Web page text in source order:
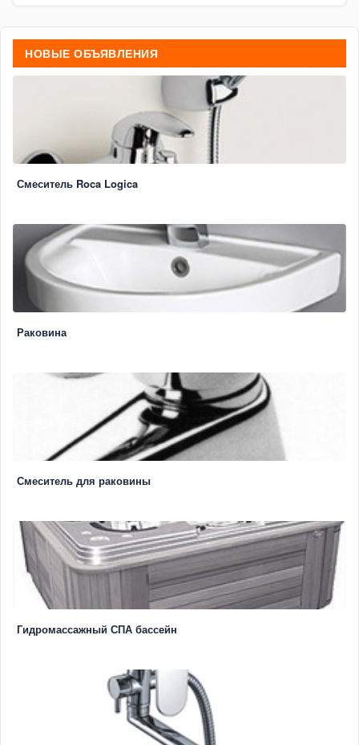
НОВЫЕ ОБЪЯВЛЕНИЯ
Смеситель Roca Logica
Раковина
Смеситель для раковины
Гидромассажный СПА бассейн